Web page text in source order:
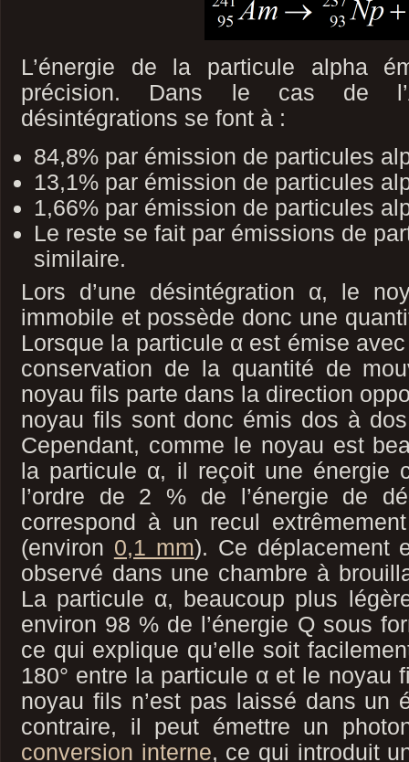
L’énergie de la particule alpha
précision. Dans le cas de
désintégrations se font à :
84,8% par émission de particules
13,1% par émission de particules
1,66% par émission de particules
Le reste se fait par émissions de
similaire.
Lors d’une désintégration α, le
immobile et possède donc une
Lorsque la particule α est émise
conservation de la quantité de
noyau fils parte dans la direction
noyau fils sont donc émis dos à
Cependant, comme le noyau est
la particule α, il reçoit une énergie
l’ordre de 2 % de l’énergie de
correspond à un recul
(environ 0,1 mm). Ce déplacement
observé dans une chambre à
La particule α, beaucoup plus
environ 98 % de l’énergie Q sous
ce qui explique qu’elle soit
180° entre la particule α et le noyau
noyau fils n’est pas laissé dans un
contraire, il peut émettre un
conversion interne, ce qui introduit